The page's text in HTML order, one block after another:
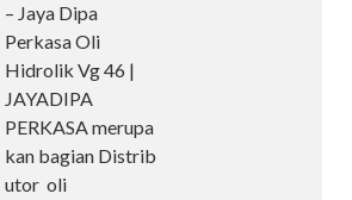
– Jaya Dipa
Perkasa Oli
Hidrolik Vg 46 |
JAYADIPA
PERKASA merupa
kan bagian Distrib
utor oli